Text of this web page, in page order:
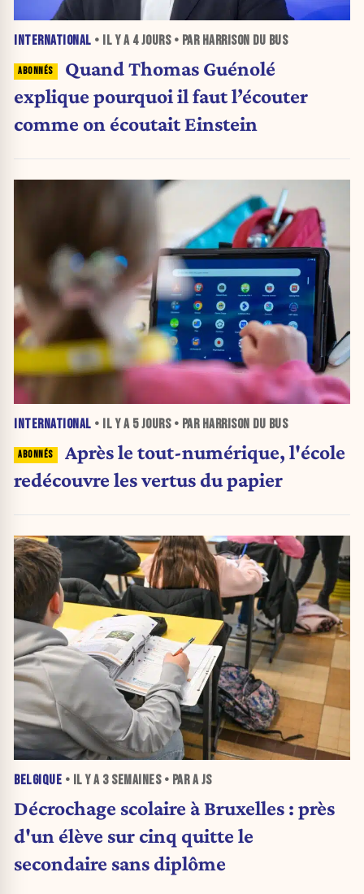
INTERNATIONAL • IL Y A 4 JOURS• PAR HARRISON DU BUS
Quand Thomas Guénolé
explique pourquoi il faut l’écouter
comme on écoutait Einstein
INTERNATIONAL • IL Y A 5 JOURS• PAR HARRISON DU BUS
Après le tout-numérique, l'école
redécouvre les vertus du papier
BELGIQUE • IL Y A 3 SEMAINES• PAR A JS
Décrochage scolaire à Bruxelles : près
d'un élève sur cinq quitte le
secondaire sans diplôme